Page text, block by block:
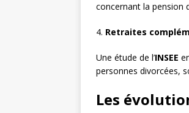
concernant la pension
4. Retraites
Une étude de l’INSEE
personnes divorcées,
Les